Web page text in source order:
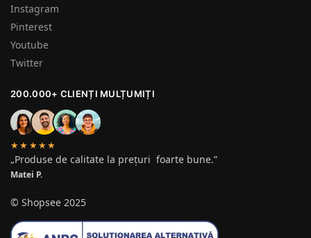
Instagram
Pinterest
Youtube
Twitter
200.000+ CLIENȚI MULȚUMIȚI
★★★★★
„Produse de calitate la prețuri foarte bune.”
Matei P.
© Shopsee 2025